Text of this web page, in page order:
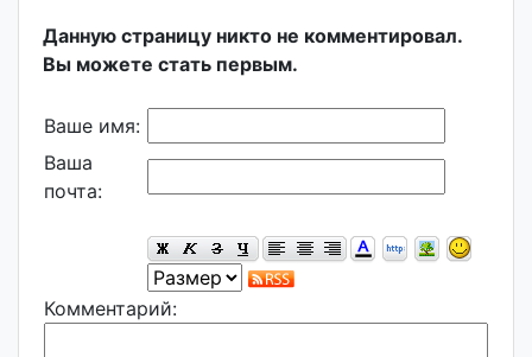
Данную страницу никто не комментировал.
Вы можете стать первым.
Ваше имя:
Ваша
почта:
Комментарий: